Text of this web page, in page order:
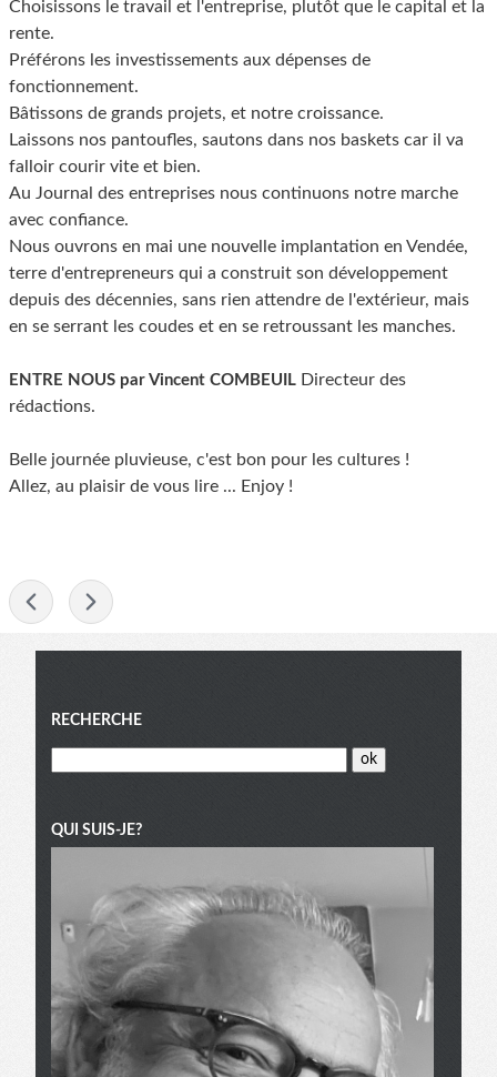
Choisissons le travail et l'entreprise, plutôt que le capital et la
rente.
Préférons les investissements aux dépenses de
fonctionnement.
Bâtissons de grands projets, et notre croissance.
Laissons nos pantoufles, sautons dans nos baskets car il va
falloir courir vite et bien.
Au Journal des entreprises nous continuons notre marche
avec confiance.
Nous ouvrons en mai une nouvelle implantation en Vendée,
terre d'entrepreneurs qui a construit son développement
depuis des décennies, sans rien attendre de l'extérieur, mais
en se serrant les coudes et en se retroussant les manches.
ENTRE NOUS par Vincent COMBEUIL Directeur des
rédactions.
Belle journée pluvieuse, c'est bon pour les cultures !
Allez, au plaisir de vous lire ... Enjoy !
Menu
RECHERCHE
QUI SUIS-JE?